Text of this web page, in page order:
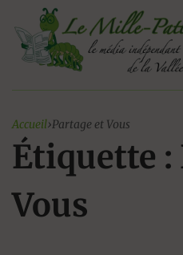
contenu
Accueil›Partage et Vous
Étiquette :
Vous